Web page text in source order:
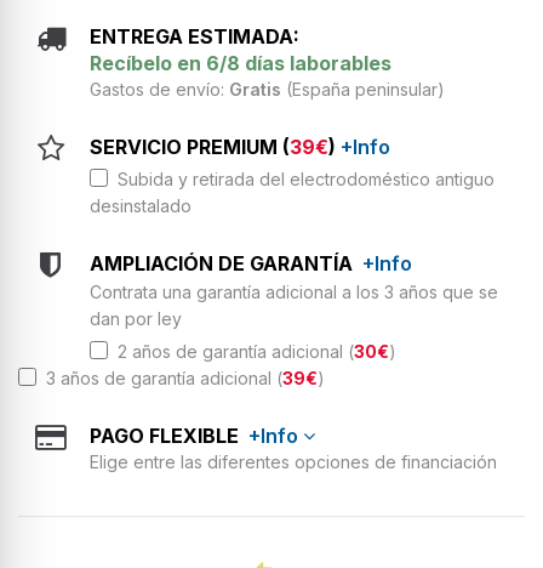
ENTREGA ESTIMADA:
Recíbelo en 6/8 días laborables
Gastos de envío: Gratis (España peninsular)
SERVICIO PREMIUM (39€) +Info
Subida y retirada del electrodoméstico antiguo
desinstalado
AMPLIACIÓN DE GARANTÍA +Info
Contrata una garantía adicional a los 3 años que se
dan por ley
2 años de garantía adicional (30€)
3 años de garantía adicional (39€)
PAGO FLEXIBLE +Info
Elige entre las diferentes opciones de financiación